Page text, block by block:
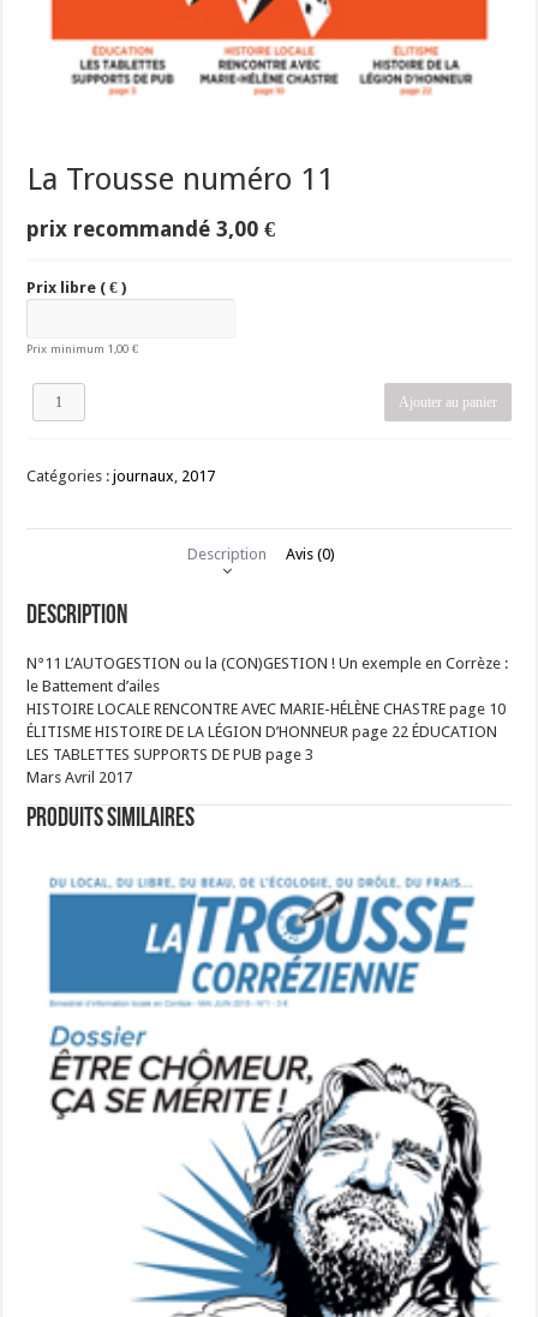
La Trousse numéro 11
prix recommandé3,00€
Prix libre ( € )
Prix minimum1,00€
quantité
numéro
Ajouter au panier
Catégories :journaux, 2017
Description Avis (0)
Description
N°11 L’AUTOGESTION ou la (CON)GESTION ! Un exemple en Corrèze :
le Battement d’ailes
HISTOIRE LOCALE RENCONTRE AVEC MARIE-HÉLÈNE CHASTRE page 10
ÉLITISME HISTOIRE DE LA LÉGION D’HONNEUR page 22 ÉDUCATION
LES TABLETTES SUPPORTS DE PUB page 3
Mars Avril 2017
Produits similaires